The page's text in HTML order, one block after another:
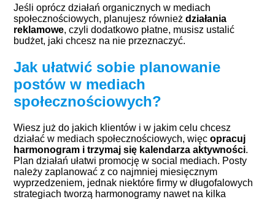
Jeśli oprócz działań organicznych w mediach
społecznościowych, planujesz równieżdziałania
reklamowe, czyli dodatkowo płatne, musisz ustalić
budżet, jaki chcesz na nie przeznaczyć.
Jak ułatwić sobie planowanie
postów w mediach
społecznościowych?
Wiesz już do jakich klientów i w jakim celu chcesz
działać w mediach społecznościowych, więcopracuj
harmonogram i trzymaj się kalendarza aktywności.
Plan działań ułatwi promocję w social mediach. Posty
należy zaplanować z co najmniej miesięcznym
wyprzedzeniem, jednak niektóre firmy w długofalowych
strategiach tworzą harmonogramy nawet na kilka